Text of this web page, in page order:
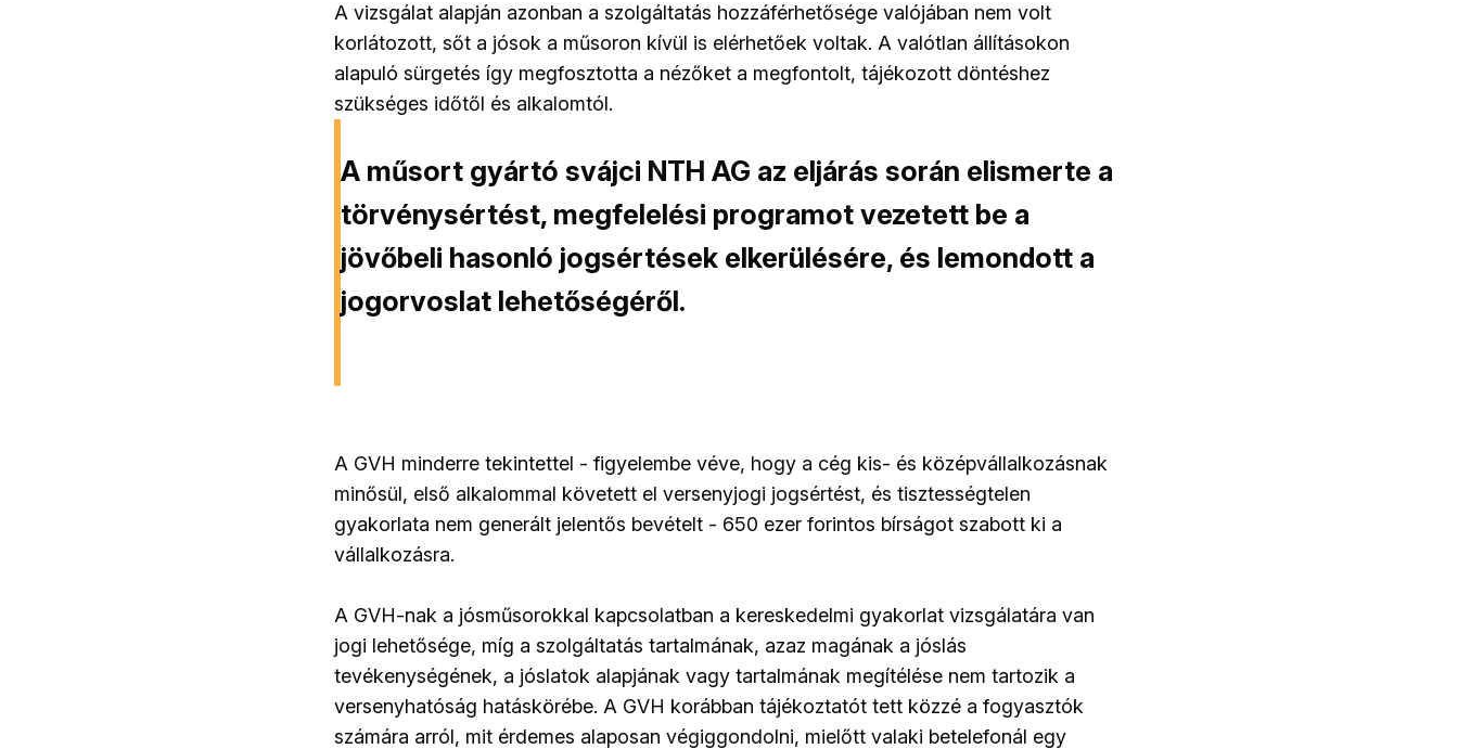
A vizsgálat alapján azonban a szolgáltatás hozzáférhetősége valójában nem volt
korlátozott, sőt a jósok a műsoron kívül is elérhetőek voltak. A valótlan állításokon
alapuló sürgetés így megfosztotta a nézőket a megfontolt, tájékozott döntéshez
szükséges időtől és alkalomtól.
A műsort gyártó svájci NTH AG az eljárás során elismerte a
törvénysértést, megfelelési programot vezetett be a
jövőbeli hasonló jogsértések elkerülésére, és lemondott a
jogorvoslat lehetőségéről.
A GVH minderre tekintettel - figyelembe véve, hogy a cég kis- és középvállalkozásnak
minősül, első alkalommal követett el versenyjogi jogsértést, és tisztességtelen
gyakorlata nem generált jelentős bevételt - 650 ezer forintos bírságot szabott ki a
vállalkozásra.
A GVH-nak a jósműsorokkal kapcsolatban a kereskedelmi gyakorlat vizsgálatára van
jogi lehetősége, míg a szolgáltatás tartalmának, azaz magának a jóslás
tevékenységének, a jóslatok alapjának vagy tartalmának megítélése nem tartozik a
versenyhatóság hatáskörébe. A GVH korábban tájékoztatót tett közzé a fogyasztók
számára arról, mit érdemes alaposan végiggondolni, mielőtt valaki betelefonál egy